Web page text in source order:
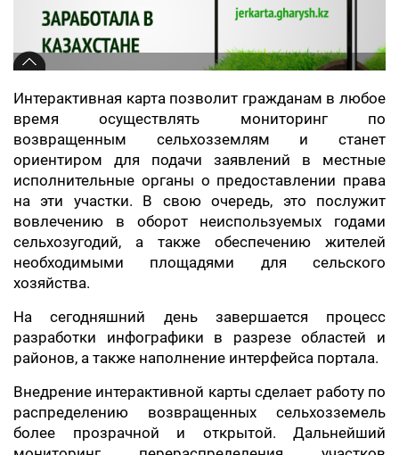
Интерактивная карта позволит гражданам в любое
время осуществлять мониторинг по
возвращенным сельхозземлям и станет
ориентиром для подачи заявлений в местные
исполнительные органы о предоставлении права
на эти участки. В свою очередь, это послужит
вовлечению в оборот неиспользуемых годами
сельхозугодий, а также обеспечению жителей
необходимыми площадями для сельского
хозяйства.
На сегодняшний день завершается процесс
разработки инфографики в разрезе областей и
районов, а также наполнение интерфейса портала.
Внедрение интерактивной карты сделает работу по
распределению возвращенных сельхозземель
более прозрачной и открытой. Дальнейший